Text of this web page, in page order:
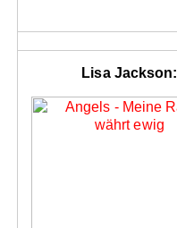
Lisa Jackson: